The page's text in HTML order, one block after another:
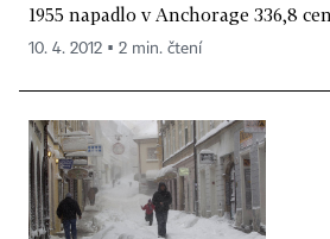
1955 napadlo v Anchorage 336,8
10. 4. 2012 ▪ 2 min. čtení